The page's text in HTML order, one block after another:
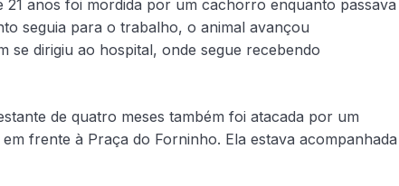
21 anos foi mordida por um cachorro enquanto passava
seguia para o trabalho, o animal avançou
se dirigiu ao hospital, onde segue recebendo
de quatro meses também foi atacada por um
frente à Praça do Forninho. Ela estava acompanhada